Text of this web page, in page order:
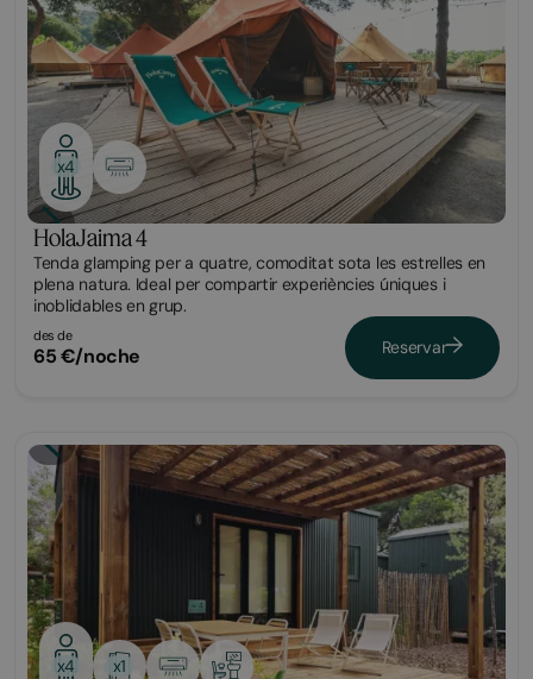
x4
HolaJaima 4
Tenda glamping per a quatre, comoditat sota les estrelles en
plena natura. Ideal per compartir experiències úniques i
inoblidables en grup.
des de
65 €/noche Reservar
Tiny
x4 x1